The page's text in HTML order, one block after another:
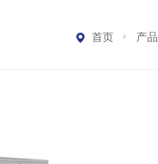
首页 产